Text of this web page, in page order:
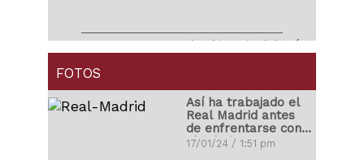
Ibrahimovic debutó
Carlos Correa
propuso matrimonio
FOTOS
Así ha trabajado el
Real Madrid antes
de enfrentarse con
el Atleti
17/01/24 / 1:51 pm